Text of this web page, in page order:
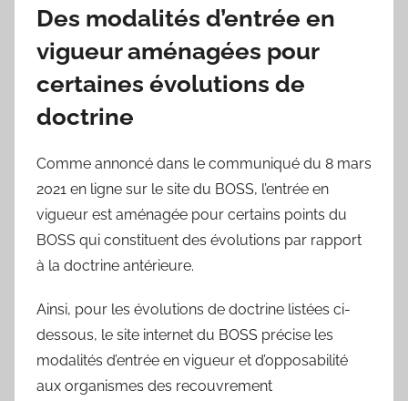
Des modalités d’entrée en
vigueur aménagées pour
certaines évolutions de
doctrine
Comme annoncé dans le communiqué du 8 mars
2021 en ligne sur le site du BOSS, l’entrée en
vigueur est aménagée pour certains points du
BOSS qui constituent des évolutions par rapport
à la doctrine antérieure.
Ainsi, pour les évolutions de doctrine listées ci-
dessous, le site internet du BOSS précise les
modalités d’entrée en vigueur et d’opposabilité
aux organismes des recouvrement